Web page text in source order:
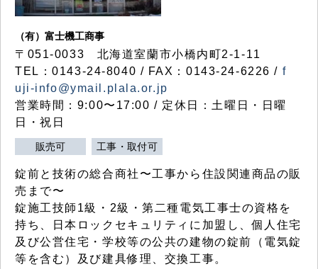
（有）富士機工商事
〒051-0033 北海道室蘭市小橋内町2-1-11
TEL：0143-24-8040 / FAX：0143-24-6226 / f
uji-info@ymail.plala.or.jp
営業時間：9:00〜17:00 / 定休日：土曜日・日曜
日・祝日
販売可 工事・取付可
錠前と技術の総合商社〜工事から住設関連商品の販
売まで〜
錠施工技師1級・2級・第二種電気工事士の資格を
持ち、日本ロックセキュリティに加盟し、個人住宅
及び公営住宅・学校等の公共の建物の錠前（電気錠
等を含む）及び建具修理、交換工事。